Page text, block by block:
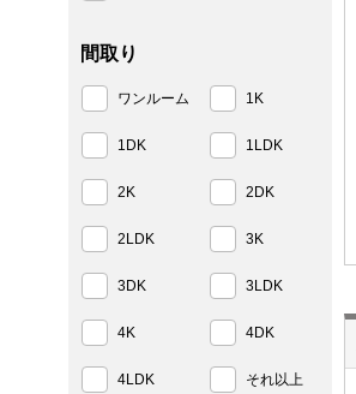
間取り
ワンルーム 1K
1DK 1LDK
2K 2DK
2LDK 3K
3DK 3LDK
4K 4DK
4LDK それ以上